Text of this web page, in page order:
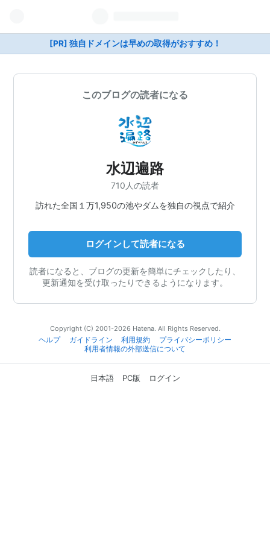
[PR] 独自ドメインは早めの取得がおすすめ！
このブログの読者になる
水辺遍路
710人の読者
訪れた全国１万1,950の池やダムを独自の視点で紹介
ログインして読者になる
読者になると、ブログの更新を簡単にチェックしたり、
更新通知を受け取ったりできるようになります。
Copyright (C) 2001-2026 Hatena. All Rights Reserved.
ヘルプ
ガイドライン 利用規約
プライバシーポリシー
利用者情報の外部送信について
日本語 PC版 ログイン